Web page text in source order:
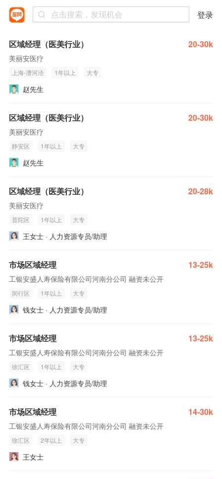
登录
区域经理（医美行业） 20-30k
美丽安医疗
上海-漕河泾 1年以上 大专
赵先生
区域经理（医美行业） 20-30k
美丽安医疗
静安区 1年以上 大专
赵先生
区域经理（医美行业） 20-28k
美丽安医疗
普陀区 1年以上 大专
王女士 · 人力资源专员/助理
市场区域经理 13-25k
工银安盛人寿保险有限公司河南分公司 融资未公开
闵行区 1年以上 大专
钱女士 · 人力资源专员/助理
市场区域经理 13-25k
工银安盛人寿保险有限公司河南分公司 融资未公开
徐汇区 1年以上 大专
钱女士 · 人力资源专员/助理
市场区域经理 14-30k
工银安盛人寿保险有限公司河南分公司 融资未公开
徐汇区 2年以上 大专
王女士